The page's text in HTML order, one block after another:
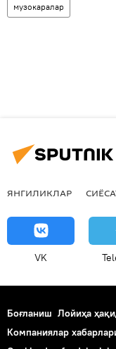
музокаралар
ЯНГИЛИКЛАР
VK
Боғланиш Лойиҳа
Компаниялар